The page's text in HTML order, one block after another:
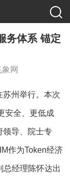
务体系 锚定
网
苏州举行。本次
安全、更低成
领导、院士专
作为Token经济
总经理陈怀达出